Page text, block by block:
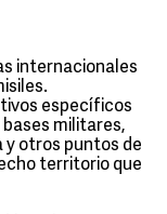
internacionales
específicos
militares,
y otros puntos de
territorio que